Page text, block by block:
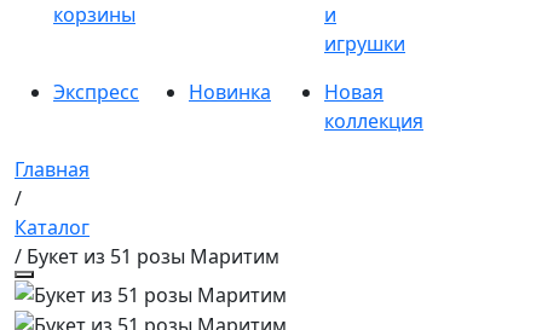
корзины
и
игрушки
Экспресс
Новинка
Новая
коллекция
Главная
/
Каталог
/ Букет из 51 розы Маритим